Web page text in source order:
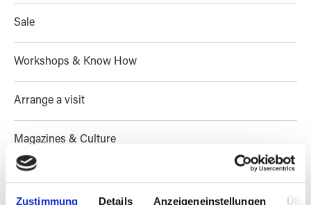
Zustimmung Details Anzeigeneinstellungen
Sale
Workshops & Know How
Arrange a visit
Magazines & Culture